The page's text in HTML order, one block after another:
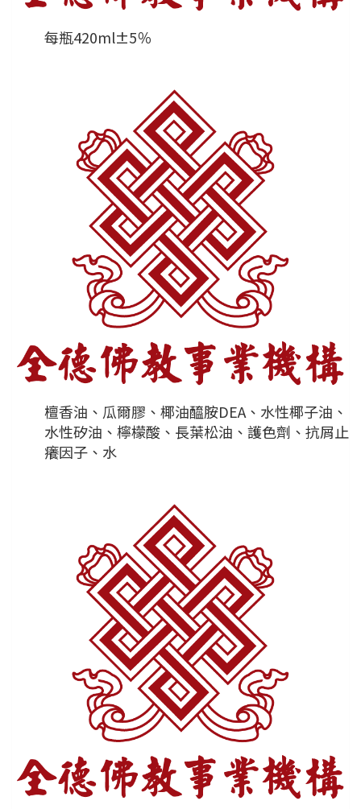
每瓶420ml±5％
檀香油、瓜爾膠、椰油醯胺DEA、水性椰子油、
水性矽油、檸檬酸、長葉松油、護色劑、抗屑止
癢因子、水